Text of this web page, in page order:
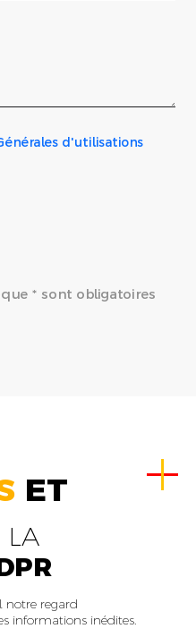
d'utilisations
* sont obligatoires
ET
LA
notre regard
informations inédites.